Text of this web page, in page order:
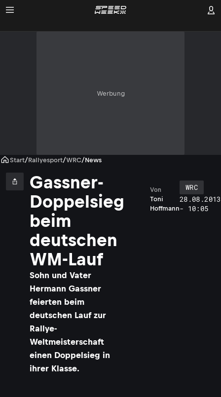
Werbung
Start/Rallyesport/WRC/News
Gassner-
Doppelsieg
beim
deutschen
WM-Lauf
Sohn und Vater
Hermann Gassner
feierten beim
deutschen Lauf zur
Rallye-
Weltmeisterschaft
einen Doppelsieg in
ihrer Klasse.
Toni
Hoffmann
Von
WRC
28.08.2013
- 10:05